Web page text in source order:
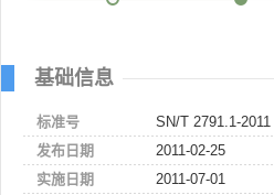
基础信息
标准号
SN/T 2791.1-2011
发布日期
2011-02-25
实施日期
2011-07-01